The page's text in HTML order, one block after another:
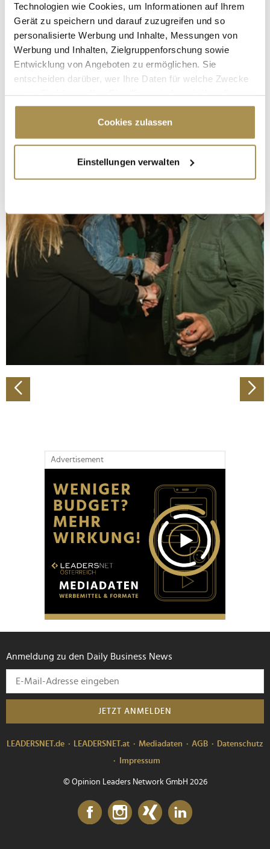
Technologien wie Cookies, um Informationen auf Ihrem
Gerät zu speichern und darauf zuzugreifen und so
personalisierte Werbung und Inhalte, Messungen von
Werbung und Inhalten, Zielgruppenforschung sowie
Entwicklung von Angeboten zu ermöglichen. Sie
entscheiden darüber, wer Ihre Daten für welche Zwecke
Cookie-Erklärung oder durch Klicken auf das Privacy
Trigger Symbol ändern oder widerrufen
Informationen über Ihre geografische Lage
erfassen, welche bis auf einige Meter genau sein
bestimmten Merkmalen (Fingerprinting) identifizieren
Erfahren Sie mehr darüber, wie Ihre persönlichen Daten
verarbeitet werden, und legen Sie Ihre Präferenzen im
Abschnitt Einzelheitenfest.
Wir verwenden Cookies, um Inhalte und Anzeigen zu
personalisieren, Funktionen für soziale Medien anbieten
zu können und die Zugriffe auf unsere Website zu
analysieren. Außerdem geben wir Informationen zu Ihrer
Verwendung unserer Website an unsere Partner für
Partner führen diese Informationen möglicherweise mit
weiteren Daten zusammen, die Sie ihnen bereitgestellt
Cookies zulassen
Einstellungen verwalten
Advertisement
Anmeldung zu den Daily Business News
JETZT ANMELDEN
LEADERSNET.de LEADERSNET.at Mediadaten AGB
Datenschutz
Impressum
© Opinion Leaders Network GmbH 2026